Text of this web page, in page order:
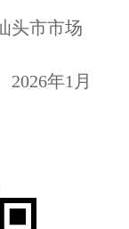
场
2026年1 月